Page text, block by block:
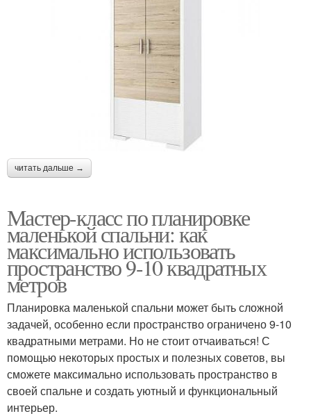
читать дальше →
Мастер-класс по планировке
маленькой спальни: как
максимально использовать
пространство 9-10 квадратных
метров
Планировка маленькой спальни может быть сложной
задачей, особенно если пространство ограничено 9-10
квадратными метрами. Но не стоит отчаиваться! С
помощью некоторых простых и полезных советов, вы
сможете максимально использовать пространство в
своей спальне и создать уютный и функциональный
интерьер.